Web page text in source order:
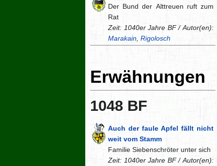
Der Bund der Alttreuen ruft zum
Rat
Zeit: 1040er Jahre BF / Autor(en):
Marakain Rigolosch
Erwähnungen
1048 BF
Auch der faule Apfel fällt nicht
weit vom Stamm
Familie Siebenschröter unter sich
Zeit: 1040er Jahre BF / Autor(en):